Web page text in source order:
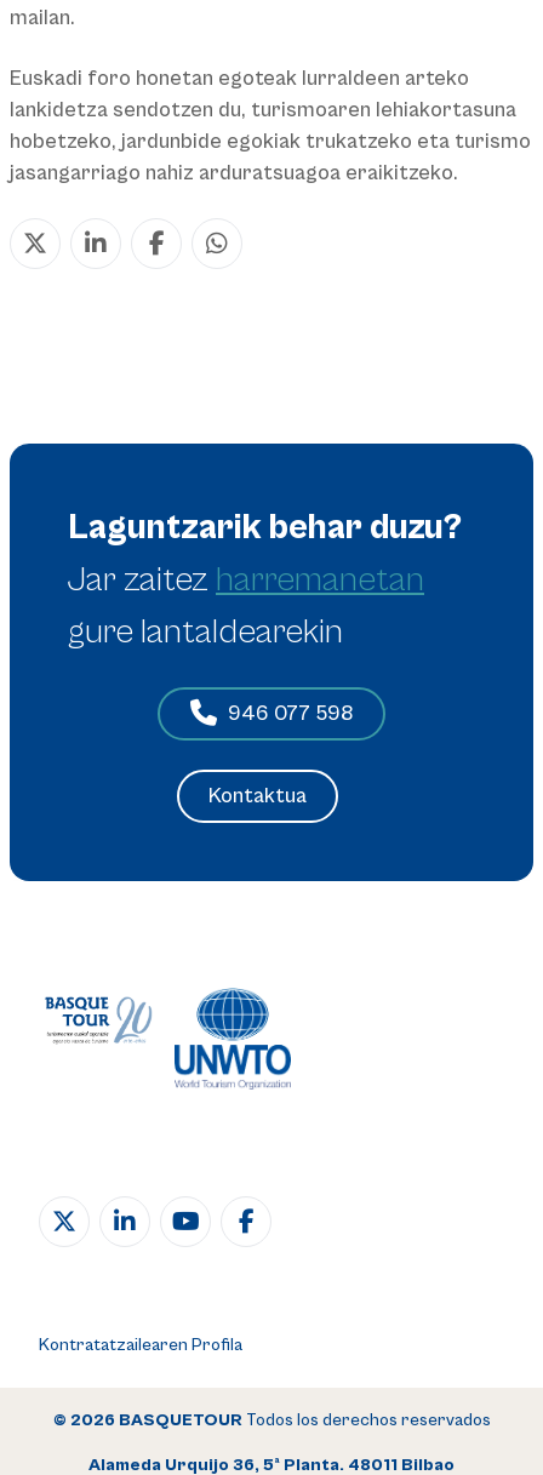
mailan.
Euskadi foro honetan egoteak lurraldeen arteko
lankidetza sendotzen du, turismoaren lehiakortasuna
hobetzeko, jardunbide egokiak trukatzeko eta turismo
jasangarriago nahiz arduratsuagoa eraikitzeko.
Laguntzarik behar duzu?
Jar zaitez harremanetan
gure lantaldearekin
946 077 598
Kontaktua
Kontratatzailearen Profila
© 2026 BASQUETOURTodos los derechos reservados
Alameda Urquijo 36, 5ª Planta. 48011 Bilbao